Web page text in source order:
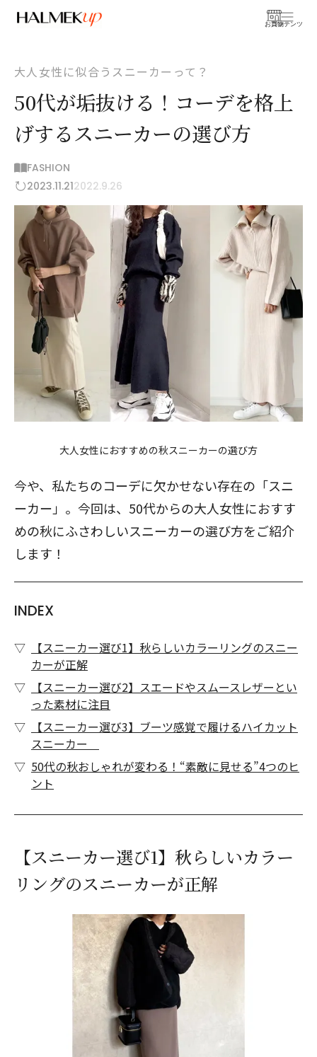
お買物
コンテンツ
大人女性に似合うスニーカーって？
50代が垢抜ける！コーデを格上
げするスニーカーの選び方
FASHION
2023.11.212022.9.26
大人女性におすすめの秋スニーカーの選び方
今や、私たちのコーデに欠かせない存在の「スニ
ーカー」。今回は、50代からの大人女性におすす
めの秋にふさわしいスニーカーの選び方をご紹介
します！
INDEX
【スニーカー選び1】秋らしいカラーリングのスニー
カーが正解
【スニーカー選び2】スエードやスムースレザーとい
った素材に注目
【スニーカー選び3】ブーツ感覚で履けるハイカット
スニーカー
50代の秋おしゃれが変わる！“素敵に見せる”4つのヒ
ント
【スニーカー選び1】秋らしいカラー
リングのスニーカーが正解